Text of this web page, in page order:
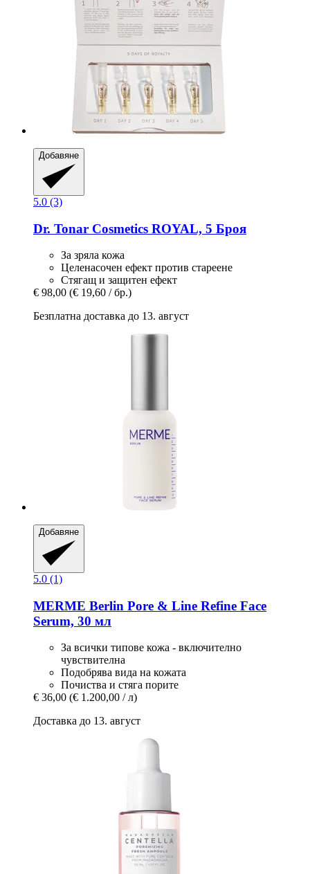
Добавяне
5.0 (3)
Dr. Tonar Cosmetics ROYAL, 5 Броя
За зряла кожа
Целенасочен ефект против стареене
Стягащ и защитен ефект
€ 98,00 (€ 19,60 / бр.)
Безплатна доставка до 13. август
Добавяне
5.0 (1)
MERME Berlin Pore & Line Refine Face
Serum, 30 мл
За всички типове кожа - включително
чувствителна
Подобрява вида на кожата
Почиства и стяга порите
€ 36,00 (€ 1.200,00 / л)
Доставка до 13. август